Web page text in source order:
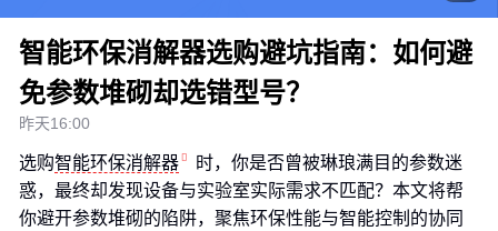
智能环保消解器选购避坑指南：如何避
免参数堆砌却选错型号？
昨天16:00
选购智能环保消解器
时，你是否曾被琳琅满目的参数迷
惑，最终却发现设备与实验室实际需求不匹配？本文将帮
你避开参数堆砌的陷阱，聚焦环保性能与智能控制的协同